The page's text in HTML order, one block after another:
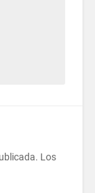
Los